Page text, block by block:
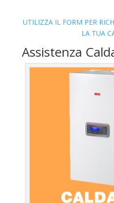
UTILIZZA IL FORM PER
LA TUA
Assistenza